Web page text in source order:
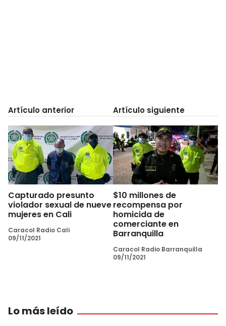
Artículo anterior
Capturado presunto
violador sexual de nueve
mujeres en Cali
Caracol Radio Cali
09/11/2021
Artículo siguiente
$10 millones de
recompensa por
homicida de
comerciante en
Barranquilla
Caracol Radio Barranquilla
09/11/2021
Lo más leído